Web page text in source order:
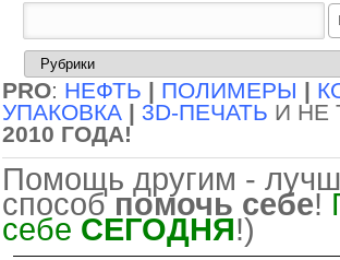
PRO: НЕФТЬ | ПОЛИМЕРЫ |
УПАКОВКА | 3D-ПЕЧАТЬ И НЕ
2010 ГОДА!
Помощь другим -
способ помочь себе!
себе СЕГОДНЯ!)